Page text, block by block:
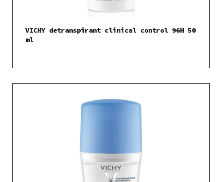
VICHY detranspirant clinical control 96H 50
ml